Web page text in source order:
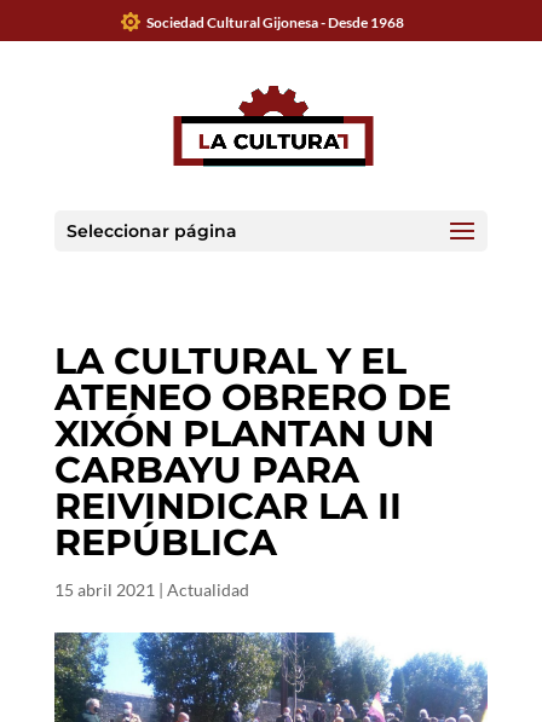
Sociedad Cultural Gijonesa - Desde 1968
Seleccionar página
LA CULTURAL Y EL
ATENEO OBRERO DE
XIXÓN PLANTAN UN
CARBAYU PARA
REIVINDICAR LA II
REPÚBLICA
15 abril 2021 | Actualidad